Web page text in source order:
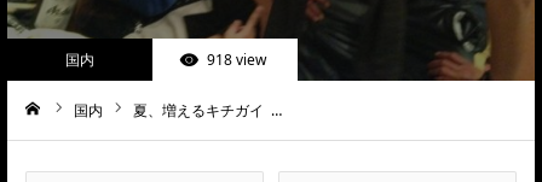
国内 918 view
国内 夏、増えるキチガイ …
about
お問合せ